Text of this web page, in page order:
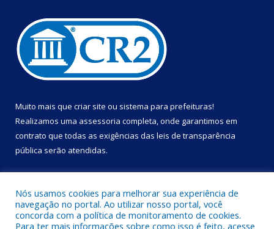
Muito mais que criar site ou sistema para prefeituras!
Realizamos uma assessoria completa, onde garantimos em
contrato que todas as exigências das leis de transparência
pública serão atendidas.
Nós usamos cookies para melhorar sua experiência de
navegação no portal. Ao utilizar nosso portal, você
concorda com a política de monitoramento de cookies.
Para ter mais informações sobre como isso é feito, acesse